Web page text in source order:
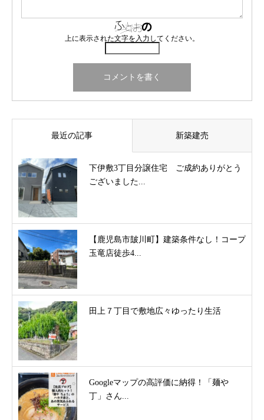
上に表示された文字を入力してください。
最近の記事 新築建売
下伊敷3丁目分譲住宅 ご成約ありがとう
ございました...
【鹿児島市皷川町】建築条件なし！コープ
玉竜店徒歩4...
田上７丁目で敷地広々ゆったり生活
Googleマップの高評価に納得！「麺や
丁」さん...